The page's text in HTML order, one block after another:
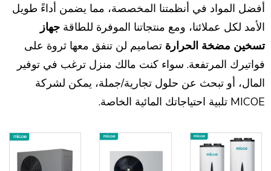
مركز الإعلام
اتصل بنا
أفضل المواد في أنظمتنا المخصصة، مما يضمن أداءً طويل
الأمد لكل عملائنا، ومع منتجاتنا الموفرة للطاقة جهاز
تسخين مضخة الحرارة تصاميم لن تنفق معها ثروة على
فواتيرك المرتفعة. سواء كنت مالك منزل ترغب في توفير
المال، أو تبحث عن حلول تجارية/جملة، يمكن لشركة
MICOE تلبية احتياجاتك المائية الخاصة.